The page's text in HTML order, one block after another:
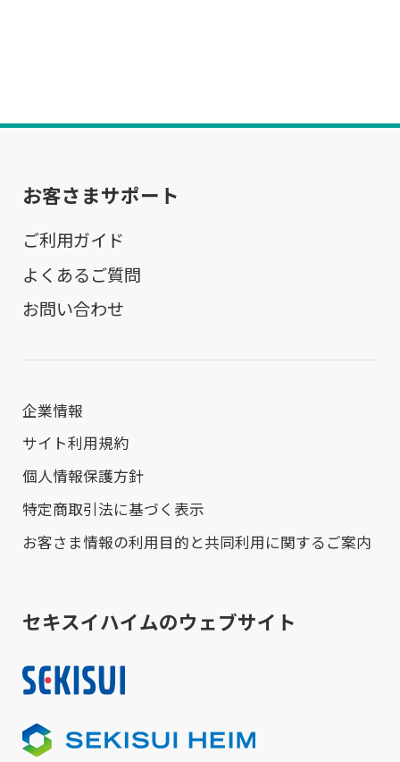
お客さまサポート
ご利用ガイド
よくあるご質問
お問い合わせ
企業情報
サイト利用規約
個人情報保護方針
特定商取引法に基づく表示
お客さま情報の利用目的と共同利用に関するご案内
セキスイハイムのウェブサイト